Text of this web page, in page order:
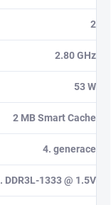
2
2.80 GHz
53 W
2 MB Smart Cache
4. generace
DDR3L-1333 @ 1.5V